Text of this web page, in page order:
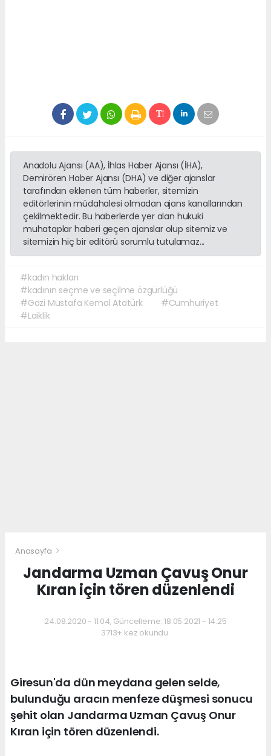
Anadolu Ajansı (AA), İhlas Haber Ajansı (İHA),
Demirören Haber Ajansı (DHA) ve diğer ajanslar
tarafından eklenen tüm haberler, sitemizin
editörlerinin müdahalesi olmadan ajans kanallarından
çekilmektedir. Bu haberlerde yer alan hukuki
muhataplar haberi geçen ajanslar olup sitemiz ve
sitemizin hiç bir editörü sorumlu tutulamaz...
#kadın hakları
#kadının seçme ve seçilme özgürlüğü
#Gazi Mustafa Kemal Atatürk
#Cumhuriyet
#Laiklik
Anasayfa
Jandarma Uzman Çavuş Onur
Kıran için tören düzenlendi
24.08.2020 - 11:04, Güncelleme: 18.05.2021 - 14:25
3713+ kez okundu.
Giresun'da dün meydana gelen selde,
bulunduğu aracın menfeze düşmesi sonucu
şehit olan Jandarma Uzman Çavuş Onur
Kıran için tören düzenlendi.